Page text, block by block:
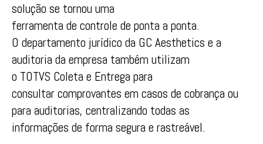
solução se tornou uma
ferramenta de controle de ponta a ponta.
O departamento jurídico da GC Aesthetics e a
auditoria da empresa também utilizam
o TOTVS Coleta e Entrega para
consultarcomprovantes em casos de cobrança ou
para auditorias, centralizando todas as
informações de forma segura e rastreável.